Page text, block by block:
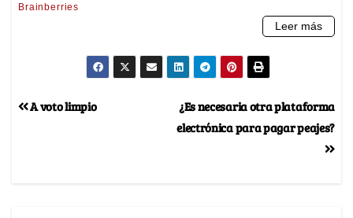
¿Es necesaria otra plataforma
electrónica para pagar peajes?
A voto limpio